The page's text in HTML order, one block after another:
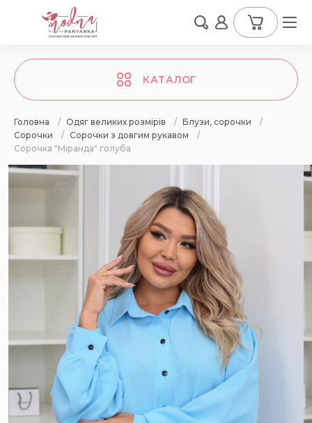
КАТАЛОГ
Головна / Одяг великих розмірів / Блузи, сорочки
/
Сорочки
/ Сорочки з довгим рукавом
/
Сорочка "Міранда" голуба